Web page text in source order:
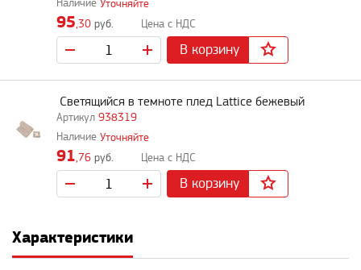
Уточняйте
95,30 руб.
В корзину
938319
Светящийся в темноте плед Lattice бежевый
Уточняйте
91,76 руб.
В корзину
Характеристики